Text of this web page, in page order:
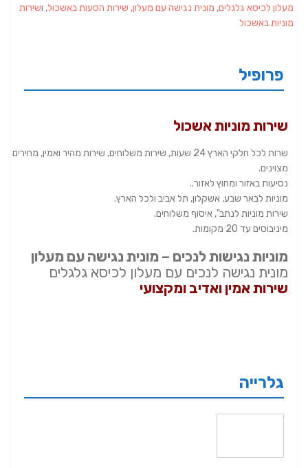
מעלון לכיסא גלגלים, מונית נגישה עם מעלון, שירות הסעות באשכול, ושירות
מוניות באשכול
פרופיל
שירות מוניות אשכול
שרות לכל חלקי הארץ 24 שעות, שירות משלוחים, שירות מהיר ואמין, מחירים
מצוינים.
נסיעות באזור ומחוץ לאזור..
מוניות לבאר שבע, אשקלון, תל אביב ולכל הארץ.
שירות מוניות לנתב", איסוף משלוחים.
מיניבוסים עד 20 מקומות.
מוניות נגישות לנכים – מונית נגישה עם מעלון
מונית נגישה לנכים עם מעלון לכיסא גלגלים
שירות אמין ואדיב ומקצועי
גלרייה